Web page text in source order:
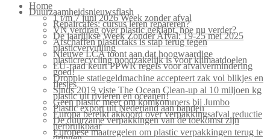
Home
Duurzaamheidsnieuwsflash
1 t/m 7 juni 2026 Week zonder afval
Repaircafés: cursus leren repareren?
VN verdrag over plastic geklapt, hoe nu verder?
De jaarlijkse Week Zonder Afval: 19-25 mei 2025
Afschaffen plastictaks is stap terug tegen
plasticvervuiling
Nieuwe LCA toont aan dat hoogwaardige
plasticrecycling noodzakelijk is voor klimaatdoelen
EU-raad keurt PPWR regels voor afvalvermindering
goed!
Droppie statiegeldmachine accepteert zak vol blikjes en
flesjes
Sinds 2019 viste The Ocean Clean-up al 10 miljoen kg
plastic uit rivieren en oceanen!
Geen plastic meer om komkommers bij Jumbo
Plastic export uit Nederland aan banden
Europa bereikt akkoord over verpakkingsafval reductie
De duurzame verpakkingen van de toekomst zijn
herbruikbaar
Europese maatregelen om plastic verpakkingen terug te